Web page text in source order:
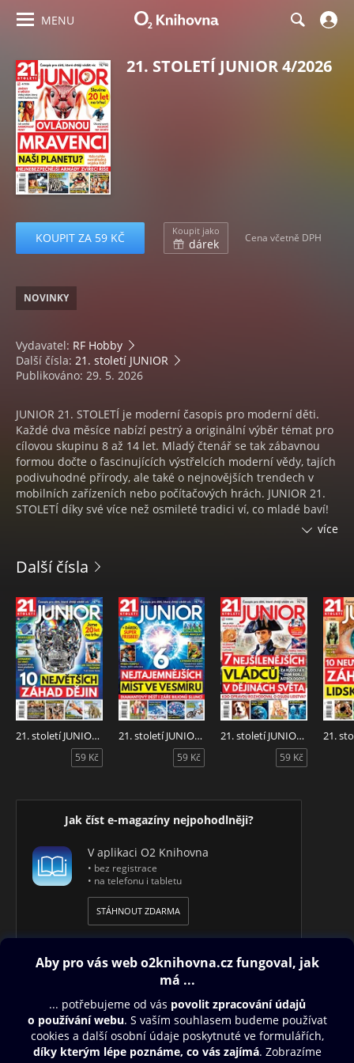
MENU
21. STOLETÍ JUNIOR 4/2026
KOUPIT ZA 59 KČ Koupit jako
dárek Cena včetně DPH
NOVINKY
Vydavatel: RF Hobby
Další čísla: 21. století JUNIOR
Publikováno: 29. 5. 2026
JUNIOR 21. STOLETÍ je moderní časopis pro moderní děti.
Každé dva měsíce nabízí pestrý a originální výběr témat pro
cílovou skupinu 8 až 14 let. Mladý čtenář se tak zábavnou
formou dočte o fascinujících výstřelcích moderní vědy, tajích
podivuhodné přírody, ale také o nejnovějších trendech v
mobilních zařízeních nebo počítačových hrách. JUNIOR 21.
STOLETÍ díky své více než osmileté tradici ví, co mladé baví!
Proto nezapomíná ani na volnočasové aktivity, jakými jsou
dárky pro čtenáře – vždy jde o dárek v podobě příbalu,
více
Další čísla
21. století JUNIOR 5/2026
59 Kč
21. století JUNIOR 3/2026
59 Kč
21. století JUNIOR 2/2026
59 Kč
Jak číst e-magazíny nejpohodlněji?
V aplikaci O2 Knihovna
• bez registrace
• na telefonu i tabletu
STÁHNOUT ZDARMA
Obsah ke stažení
Moje O2 Knihovna